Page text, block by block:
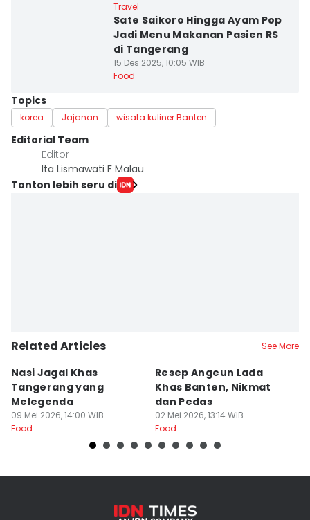
Travel
Sate Saikoro Hingga Ayam Pop
Jadi Menu Makanan Pasien RS
di Tangerang
15 Des 2025, 10:05 WIB
Food
Topics
korea Jajanan wisata kuliner Banten
Editorial Team
Editor
Ita Lismawati F Malau
Tonton lebih seru di
Related Articles See More
Nasi Jagal Khas
Tangerang yang
Melegenda
09 Mei 2026, 14:00 WIB
Food
Resep Angeun Lada
Khas Banten, Nikmat
dan Pedas
02 Mei 2026, 13:14 WIB
Food